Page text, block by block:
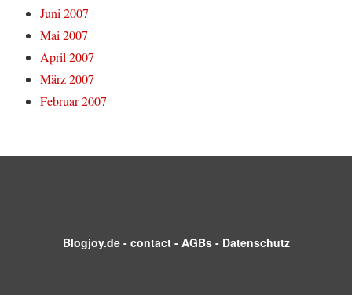
Juni 2007
Mai 2007
April 2007
März 2007
Februar 2007
Blogjoy.de- contact- AGBs- Datenschutz